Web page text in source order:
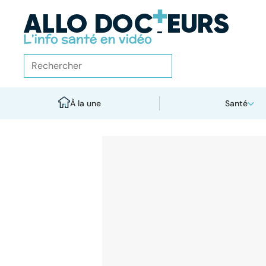
À la une Santé